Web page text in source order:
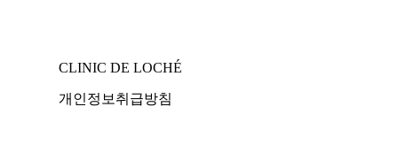
CLINIC DE LOCHÉ
개인정보취급방침